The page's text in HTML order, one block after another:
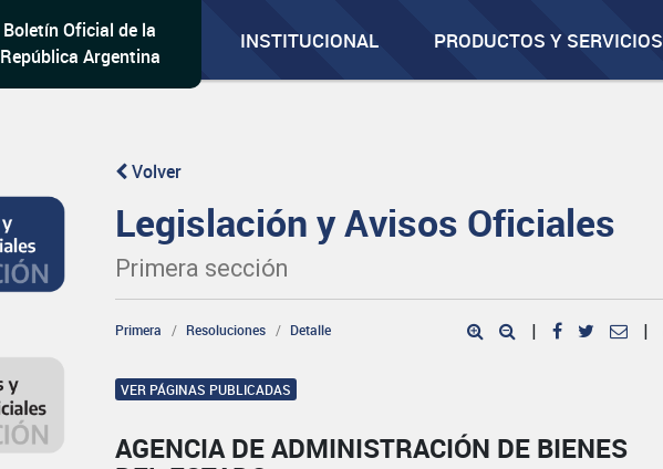
Boletín Oficial de la
República Argentina
INSTITUCIONAL PRODUCTOS Y SERVICIOS
Volver
Legislación y Avisos Oficiales
Primera sección
Primera Resoluciones Detalle | |
VER PÁGINAS PUBLICADAS
AGENCIA DE ADMINISTRACIÓN DE BIENES